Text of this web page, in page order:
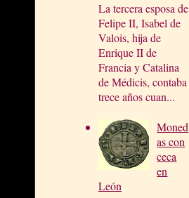
La tercera esposa de
Felipe II, Isabel de
Valois, hija de
Enrique II de
Francia y Catalina
de Médicis, contaba
trece años cuan...
Moned
as con
ceca
en
León